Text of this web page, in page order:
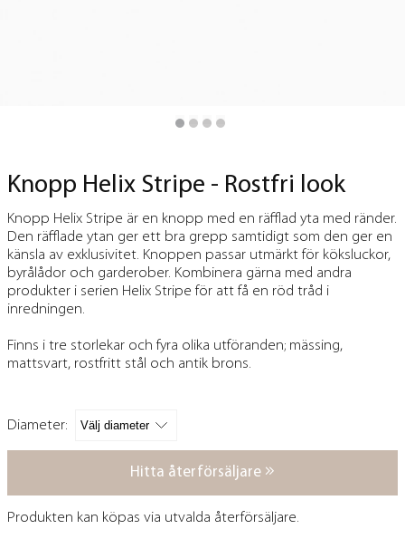
Knopp Helix Stripe - Rostfri look
Knopp Helix Stripe är en knopp med en räfflad yta med ränder.
Den räfflade ytan ger ett bra grepp samtidigt som den ger en
känsla av exklusivitet. Knoppen passar utmärkt för köksluckor,
byrålådor och garderober. Kombinera gärna med andra
produkter i serien Helix Stripe för att få en röd tråd i
inredningen.
Finns i tre storlekar och fyra olika utföranden; mässing,
mattsvart, rostfritt stål och antik brons.
Diameter:
Hitta återförsäljare
Produkten kan köpas via utvalda återförsäljare.